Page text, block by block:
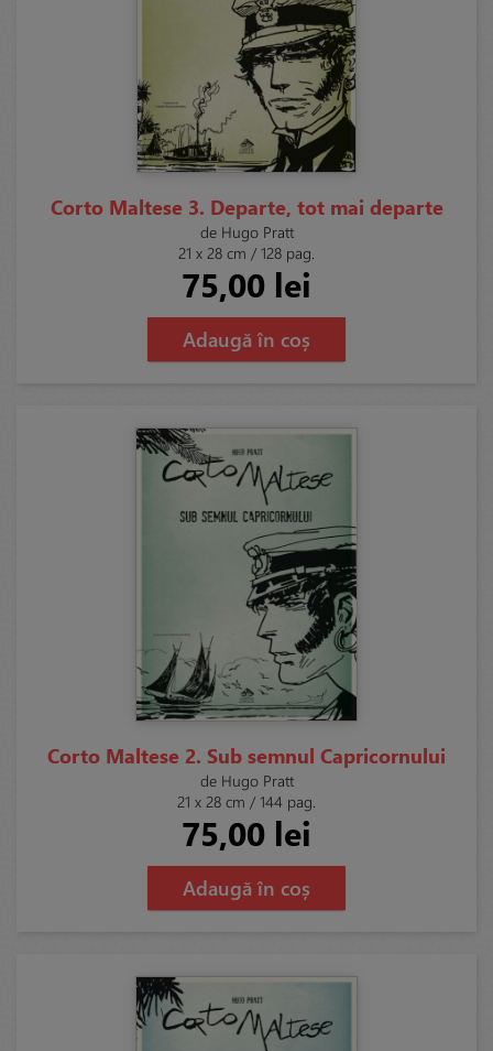
Corto Maltese 3. Departe, tot mai departe
de Hugo Pratt
21 x 28 cm / 128 pag.
75,00 lei
Adaugă în coș
Corto Maltese 2. Sub semnul Capricornului
de Hugo Pratt
21 x 28 cm / 144 pag.
75,00 lei
Adaugă în coș